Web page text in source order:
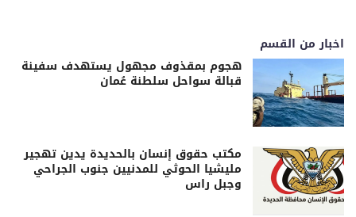
اخبار من القسم
هجوم بمقذوف مجهول يستهدف سفينة
قبالة سواحل سلطنة عُمان
مكتب حقوق إنسان بالحديدة يدين تهجير
مليشيا الحوثي للمدنيين جنوب الجراحي
وجبل راس